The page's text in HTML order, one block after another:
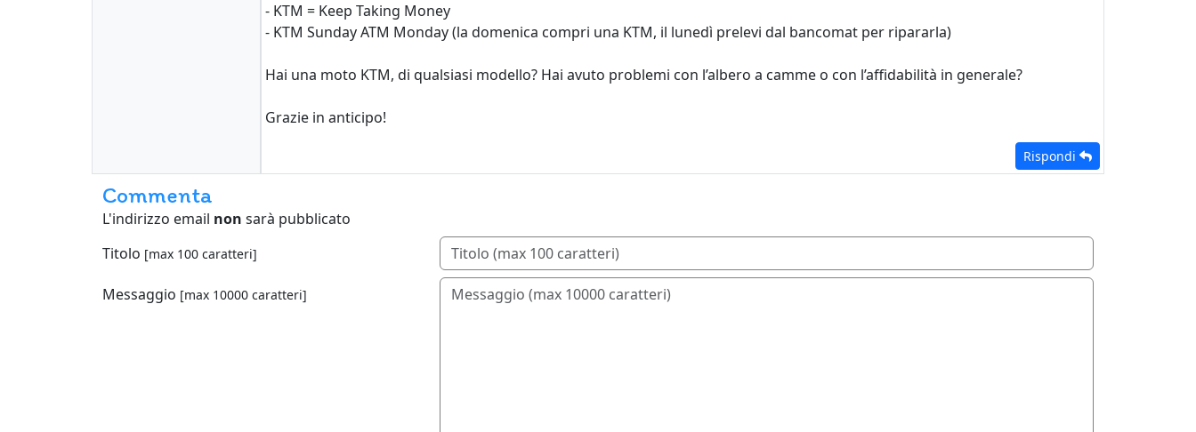
- KTM = Keep Taking Money
- KTM Sunday ATM Monday (la domenica compri una KTM, il lunedì prelevi dal bancomat per ripararla)
Hai una moto KTM, di qualsiasi modello? Hai avuto problemi con l’albero a camme o con l’affidabilità in generale?
Grazie in anticipo!
Rispondi
Commenta
L'indirizzo email non sarà pubblicato
Titolo [max 100 caratteri]
Messaggio [max 10000 caratteri]